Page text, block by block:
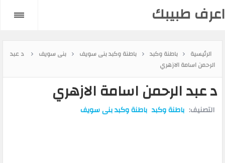
اعرف طبيبك
الرئيسية باطنة وكبد باطنة وكبد بنى سويف بنى سويف
د عبد
الرحمن اسامة الازهري
د عبد الرحمن اسامة الازهري
التصنيف: باطنة وكبد باطنة وكبد بنى سويف